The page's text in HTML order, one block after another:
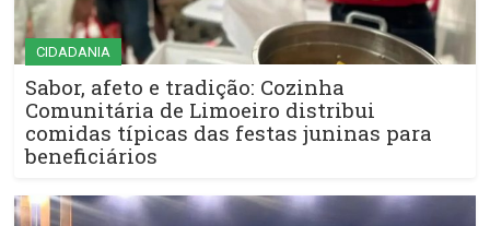
CIDADANIA
Sabor, afeto e tradição: Cozinha
Comunitária de Limoeiro distribui
comidas típicas das festas juninas para
beneficiários